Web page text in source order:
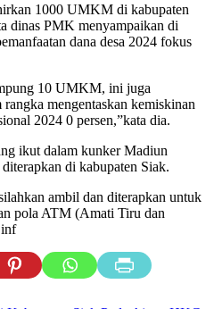
1000 UMKM di kabupaten
dinas PMK menyampaikan di
dana desa 2024 fokus
10 UMKM, ini juga
mengentaskan kemiskinan
2024 0 persen,”kata dia.
ikut dalam kunker Madiun
di kabupaten Siak.
ambil dan diterapkan untuk
pola ATM (Amati Tiru dan